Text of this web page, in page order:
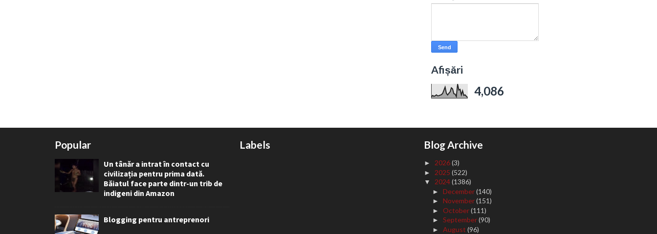
Afișări
4,086
Popular
Un tânăr a intrat în contact cu
civilizația pentru prima dată.
Băiatul face parte dintr-un trib de
indigeni din Amazon
Blogging pentru antreprenori
Labels Blog Archive
►2026(3)
► 2025(522)
▼2024(1386)
►December(140)
►November(151)
►October(111)
►September(90)
►August(96)